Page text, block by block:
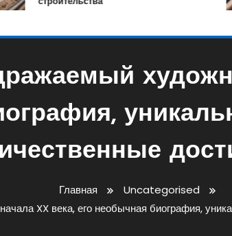
Главная
Uncategorised
XX века, его необычная биография,